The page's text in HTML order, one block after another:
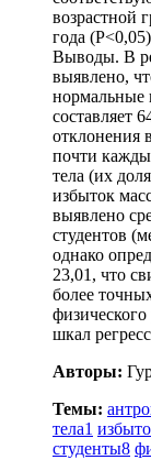
возрастной
года
Выводы. В
выявлено,
нормальные
составляет
отклонения
почти
тела (их
избыток
выявлено
студентов
однако
23,01, что
более
шкал
Авторы:
Темы:
тела1
студенты8